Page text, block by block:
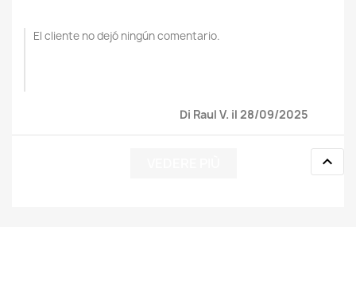
El cliente no dejó ningún comentario.
Di Raul V. il 28/09/2025
